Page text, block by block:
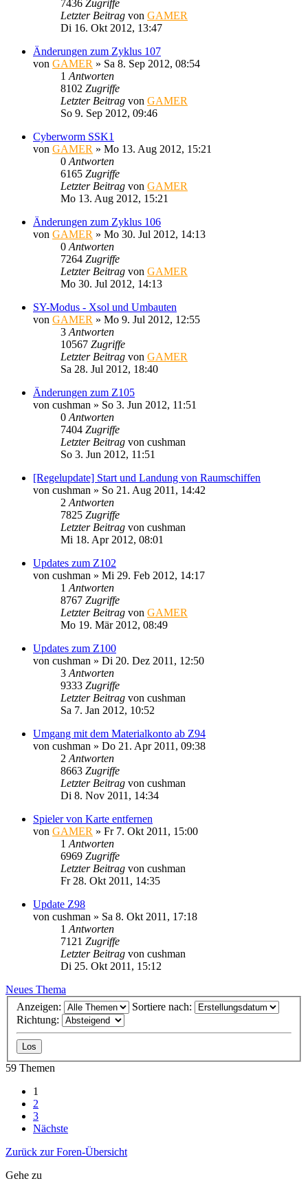
7436 Zugriffe
Letzter Beitrag von GAMER
Di 16. Okt 2012, 13:47
Änderungen zum Zyklus 107
von GAMER » Sa 8. Sep 2012, 08:54
1 Antworten
8102 Zugriffe
Letzter Beitrag von GAMER
So 9. Sep 2012, 09:46
Cyberworm SSK1
von GAMER » Mo 13. Aug 2012, 15:21
0 Antworten
6165 Zugriffe
Letzter Beitrag von GAMER
Mo 13. Aug 2012, 15:21
Änderungen zum Zyklus 106
von GAMER » Mo 30. Jul 2012, 14:13
0 Antworten
7264 Zugriffe
Letzter Beitrag von GAMER
Mo 30. Jul 2012, 14:13
SY-Modus - Xsol und Umbauten
von GAMER » Mo 9. Jul 2012, 12:55
3 Antworten
10567 Zugriffe
Letzter Beitrag von GAMER
Sa 28. Jul 2012, 18:40
Änderungen zum Z105
von cushman » So 3. Jun 2012, 11:51
0 Antworten
7404 Zugriffe
Letzter Beitrag von cushman
So 3. Jun 2012, 11:51
[Regelupdate] Start und Landung von Raumschiffen
von cushman » So 21. Aug 2011, 14:42
2 Antworten
7825 Zugriffe
Letzter Beitrag von cushman
Mi 18. Apr 2012, 08:01
Updates zum Z102
von cushman » Mi 29. Feb 2012, 14:17
1 Antworten
8767 Zugriffe
Letzter Beitrag von GAMER
Mo 19. Mär 2012, 08:49
Updates zum Z100
von cushman » Di 20. Dez 2011, 12:50
3 Antworten
9333 Zugriffe
Letzter Beitrag von cushman
Sa 7. Jan 2012, 10:52
Umgang mit dem Materialkonto ab Z94
von cushman » Do 21. Apr 2011, 09:38
2 Antworten
8663 Zugriffe
Letzter Beitrag von cushman
Di 8. Nov 2011, 14:34
Spieler von Karte entfernen
von GAMER » Fr 7. Okt 2011, 15:00
1 Antworten
6969 Zugriffe
Letzter Beitrag von cushman
Fr 28. Okt 2011, 14:35
Update Z98
von cushman » Sa 8. Okt 2011, 17:18
1 Antworten
7121 Zugriffe
Letzter Beitrag von cushman
Di 25. Okt 2011, 15:12
Neues Thema
Anzeigen:
Sortiere nach:
Richtung:
59 Themen
1
2
3
Nächste
Zurück zur Foren-Übersicht
Gehe zu